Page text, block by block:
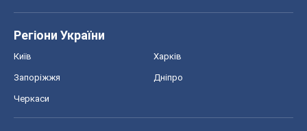
Регіони України
Київ Харків
Запоріжжя Дніпро
Черкаси